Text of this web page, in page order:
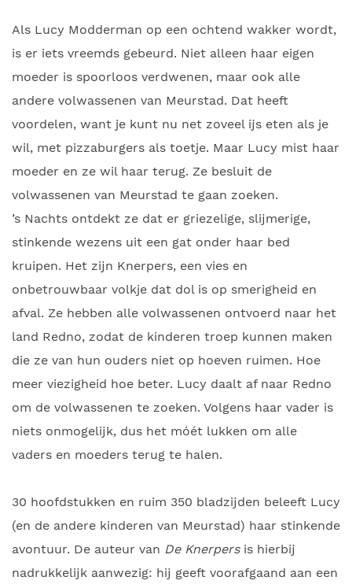
Als Lucy Modderman op een ochtend wakker wordt,
is er iets vreemds gebeurd. Niet alleen haar eigen
moeder is spoorloos verdwenen, maar ook alle
andere volwassenen van Meurstad. Dat heeft
voordelen, want je kunt nu net zoveel ijs eten als je
wil, met pizzaburgers als toetje. Maar Lucy mist haar
moeder en ze wil haar terug. Ze besluit de
volwassenen van Meurstad te gaan zoeken.
’s Nachts ontdekt ze dat er griezelige, slijmerige,
stinkende wezens uit een gat onder haar bed
kruipen. Het zijn Knerpers, een vies en
onbetrouwbaar volkje dat dol is op smerigheid en
afval. Ze hebben alle volwassenen ontvoerd naar het
land Redno, zodat de kinderen troep kunnen maken
die ze van hun ouders niet op hoeven ruimen. Hoe
meer viezigheid hoe beter. Lucy daalt af naar Redno
om de volwassenen te zoeken. Volgens haar vader is
niets onmogelijk, dus het móét lukken om alle
vaders en moeders terug te halen.
30 hoofdstukken en ruim 350 bladzijden beleeft Lucy
(en de andere kinderen van Meurstad) haar stinkende
avontuur. De auteur van De Knerpersis hierbij
nadrukkelijk aanwezig: hij geeft voorafgaand aan een